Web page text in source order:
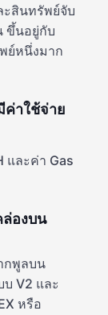
ะสินทรัพย์จับ
ขึ้นอยู่กับ
ย์หนึ่งมาก
ค่าใช้จ่าย
และค่า Gas
ล่องบน
กพูลบน
V2 และ
หรือ